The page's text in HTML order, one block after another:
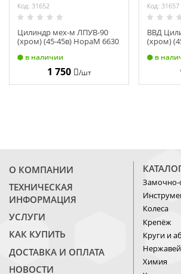
Код: 31652
Цилиндр мех-м ЛПУВ-90
(хром) (45-45в) НораМ 6630
в наличии
1 750 /шт
Код: 31657
ВВД
(хром)
в
О КОМПАНИИ
ТЕХНИЧЕСКАЯ
ИНФОРМАЦИЯ
УСЛУГИ
КАК КУПИТЬ
ДОСТАВКА И ОПЛАТА
НОВОСТИ
Замочно-
Колеса
Крепёж
Круги и
Химия